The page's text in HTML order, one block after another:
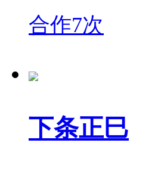
合作7次
下条正巳